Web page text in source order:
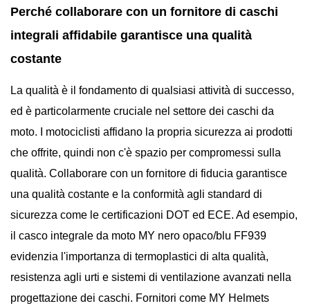
Perché collaborare con un fornitore di caschi
integrali affidabile garantisce una qualità
costante
La qualità è il fondamento di qualsiasi attività di successo,
ed è particolarmente cruciale nel settore dei caschi da
moto. I motociclisti affidano la propria sicurezza ai prodotti
che offrite, quindi non c'è spazio per compromessi sulla
qualità. Collaborare con un fornitore di fiducia garantisce
una qualità costante e la conformità agli standard di
sicurezza come le certificazioni DOT ed ECE. Ad esempio,
il casco integrale da moto MY nero opaco/blu FF939
evidenzia l'importanza di termoplastici di alta qualità,
resistenza agli urti e sistemi di ventilazione avanzati nella
progettazione dei caschi. Fornitori come MY Helmets